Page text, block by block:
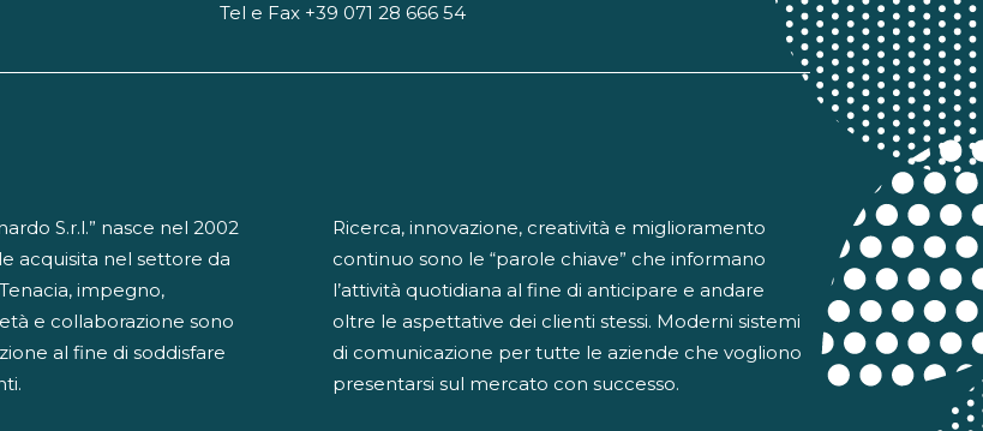
Tel e Fax +39 071 28 666 54
S.r.l.” nasce nel 2002
acquisita nel settore da
impegno,
e collaborazione sono
al fine di soddisfare
Ricerca, innovazione, creatività e miglioramento
continuo sono le “parole chiave” che informano
l’attività quotidiana al fine di anticipare e andare
oltre le aspettative dei clienti stessi. Moderni sistemi
di comunicazione per tutte le aziende che vogliono
presentarsi sul mercato con successo.